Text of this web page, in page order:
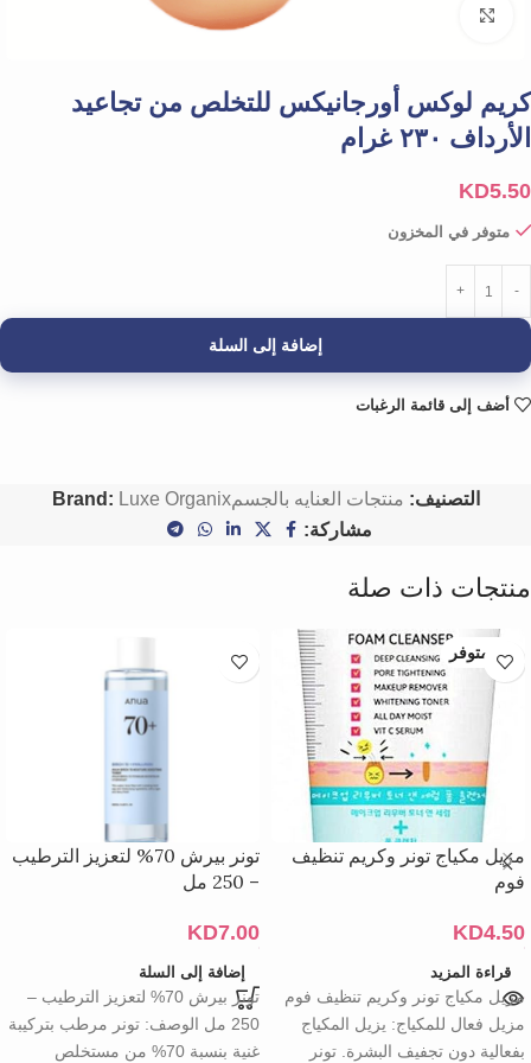
كريم لوكس أورجانيكس للتخلص من تجاعيد
الأرداف ٢٣٠ غرام
KD5.50
متوفر في المخزون
إضافة إلى السلة
أضف إلى قائمة الرغبات
التصنيف: منتجات العنايه بالجسم Brand: Luxe Organix
مشاركة:
منتجات ذات صلة
غير متوفر
مزيل مكياج تونر وكريم تنظيف
فوم
KD4.50
قراءة المزيد
مزيل مكياج تونر وكريم تنظيف فوم
مزيل فعال للمكياج: يزيل المكياج
بفعالية دون تجفيف البشرة. تونر
تونر بيرش 70% لتعزيز الترطيب
– 250 مل
KD7.00
إضافة إلى السلة
تونر بيرش 70% لتعزيز الترطيب –
250 مل الوصف: تونر مرطب بتركيبة
غنية بنسبة 70% من مستخلص